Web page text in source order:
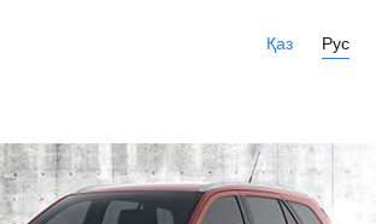
Қаз Рус